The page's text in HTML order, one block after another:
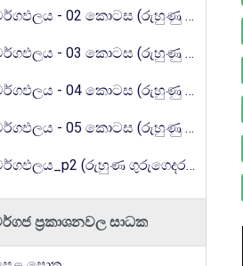
- 02 කොටස (රුහුණු ගුරුගෙදර රේඩියෝ පාඩම් මාලාව)
- 03 කොටස (රුහුණු ගුරුගෙදර රේඩියෝ පාඩම් මාලාව)
- 04 කොටස (රුහුණු ගුරුගෙදර රේඩියෝ පාඩම් මාලාව)
- 05 කොටස (රුහුණු ගුරුගෙදර රේඩියෝ පාඩම් මාලාව)
(රුහුණ ගුරුගෙදර රේඩියෝ පාඩම් මාලාව)
ප්‍රකාශනවල සාධක